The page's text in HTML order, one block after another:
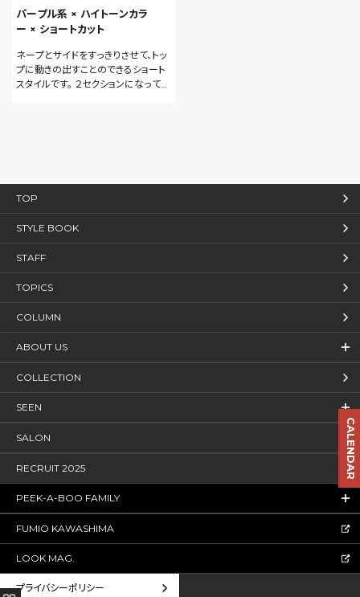
パープル系 × ハイトーンカラ
ー × ショートカット
ネープとサイドをすっきりさせて、トッ
プに動きの出すことのできるショート
スタイルです。 ２セクションになってい
TOP
STYLE BOOK
STAFF
TOPICS
COLUMN
ABOUT US
COLLECTION
SEEN
SALON
RECRUIT 2025
PEEK-A-BOO FAMILY
FUMIO KAWASHIMA
LOOK MAG.
プライバシーポリシー
CALENDAR